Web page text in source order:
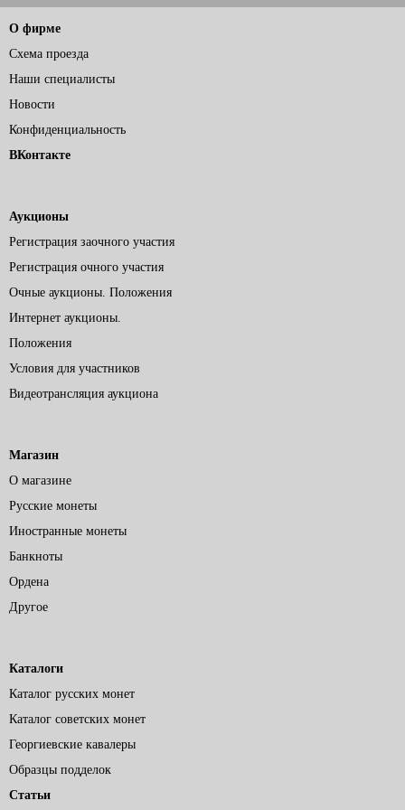
О фирме
Схема проезда
Наши специалисты
Новости
Конфиденциальность
ВКонтакте
Аукционы
Регистрация заочного участия
Регистрация очного участия
Очные аукционы. Положения
Интернет аукционы.
Положения
Условия для участников
Видеотрансляция аукциона
Магазин
О магазине
Русские монеты
Иностранные монеты
Банкноты
Ордена
Другое
Каталоги
Каталог русских монет
Каталог советских монет
Георгиевские кавалеры
Образцы подделок
Статьи